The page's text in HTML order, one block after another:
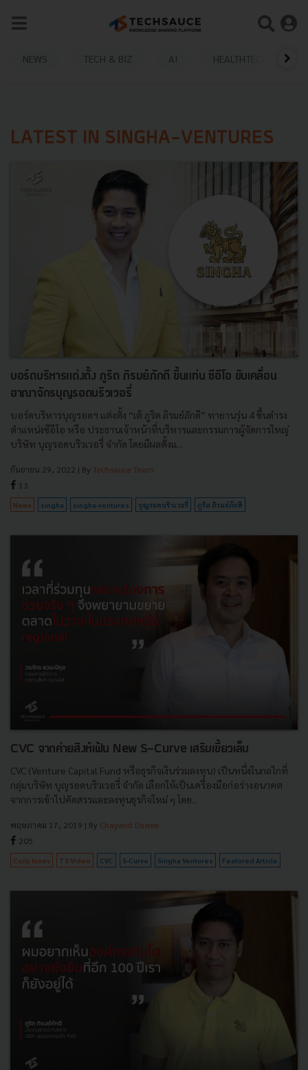
NEWS TECH & BIZ AI HEALTHTECH
LATEST IN SINGHA-VENTURES
บอร์ดบริหารแต่งตั้ง ภูริต ภิรมย์ภักดี ขึ้นแท่น ซีอีโอ ขับเคลื่อน
อาณาจักรบุญรอดบริวเวอรี่
บอร์ดบริหารบุญรอดฯ แต่งตั้ง “เต้ ภูริต ภิรมย์ภักดี” ทายานรุ่น 4 ขึ้นดำรง
ตำแหน่งซีอีโอ หรือ ประธานเจ้าหน้าที่บริหารและกรรมการผู้จัดการใหญ่
บริษัท บุญรอดบริวเวอรี่ จำกัด โดยมีผลตั้งแ...
กันยายน 29, 2022 | By Techsauce Team
13
News singha singha-ventures บุญรอดบริวเวอรี่ ภูริต ภิรมย์ภักดี
CVC จากค่ายสิงห์เฟ้น New S-Curve เสริมเขี้ยวเล็บ
CVC (Venture Capital Fund หรือธุรกิจเงินร่วมลงทุน) เป็นหนึ่งในกลไกที่
กลุ่มบริษัท บุญรอดบริวเวอรี่ จำกัด เลือกให้เป็นเครื่องมือก่อร่างอนาคต
จากการเข้าไปคัดสรรและลงทุนธุรกิจใหม่ ๆ โดย...
พฤษภาคม 17, 2019 | By Chayanit Dasree
205
Corp Innov TS Video CVC S-Curve Singha Ventures Featured Article